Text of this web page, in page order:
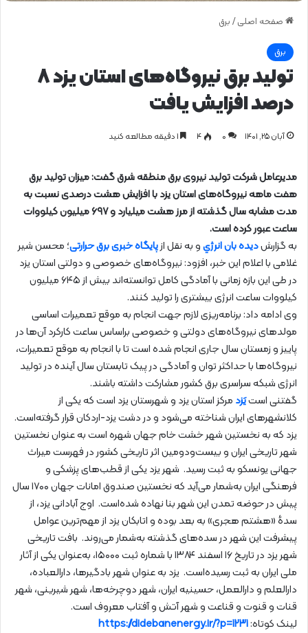
صفحه اصلی / برق
برق
تولید برق نیروگاه‌های استان یزد ۸
درصد افزایش یافت
آبان ۲۵, ۱۴۰۱ 0 ۴
مدیرعامل شرکت تولید نیروی برق منطقه شرق گفت: میزان تولید برق
هفت ماهه نیروگاه‌های استان یزد با افزایش هشت درصدی نسبت به
مدت مشابه سال گذشته از مرز هشت میلیارد و ۶۹۷ میلیون کیلووات
ساعت عبور کرده است.
به گزارشدیده بان انرژيو به نقل ازپایگاه خبری برق حرارتی؛ محسن شیر
غلامی با اعلام این خبر، افزود: نیروگاه‌های خصوصی و دولتی استان یزد
در طی این بازه زمانی با آمادگی کامل توانسته‌اند بیش از ۶۴۵ میلیون
کیلووات ساعت انرژی بیشتری را تولید کنند.
وی ادامه داد: برنامه‌ریزی لازم جهت انجام به موقع تعمیرات اساسی
مولدهای نیروگاه‌های دولتی و خصوصی براساس ساعت کارکرد آن‌ها در
پاییز و زمستان سال جاری انجام شده است تا با انجام به موقع تعمیرات،
نیروگاه‌ها با حداکثر توان و آمادگی در پیک تابستان سال آینده در تولید
انرژی شبکه سراسری برق کشور مشارکت داشته باشند.
گفتنی استیَزد مرکز استان یزد و شهرستان یزد است که یکی از
کلانشهرهای ایران شناخته می‌شود و در دشت یزد-اردکان قرار گرفته‌است.
یزد که به نخستین شهر خشت خام جهان شهره است به عنوان نخستین
شهر تاریخی ایران و بیست‌ودومین اثر تاریخی کشور در فهرست میراث
جهانی یونسکو به ثبت رسید. شهر یزد یکی از قطب‌های پزشکی و
فرهنگی ایران به‌شمار می‌آید که نخستین صندوق امانات جهان ۱۷۰۰ سال
پیش در حوضه تمدن این شهر بنا نهاده شده‌است. اوج آبادانی یزد، از
سدهٔ «هشتم هجری» به بعد بوده و اتابکان یزد از مهم‌ترین عوامل
پیشرفت این شهر در سده‌های گذشته به‌شمار می‌روند. بافت تاریخی
شهر یزد در تاریخ ۱۶ اسفند ۱۳۸۴ با شماره ثبت ۱۵۰۰۰، به‌عنوان یکی از آثار
ملی ایران به ثبت رسیده‌است. یزد به عنوان شهر بادگیرها، دارالعباده،
دارالعلم و دارالعمل، حسینیه ایران، شهر دوچرخه‌ها، شهر شیرینی، شهر
قنات و قنوت و قناعت و شهر آتش و آفتاب معروف است.
لینک کوتاه:https://didebanenergy.ir/?p=1231